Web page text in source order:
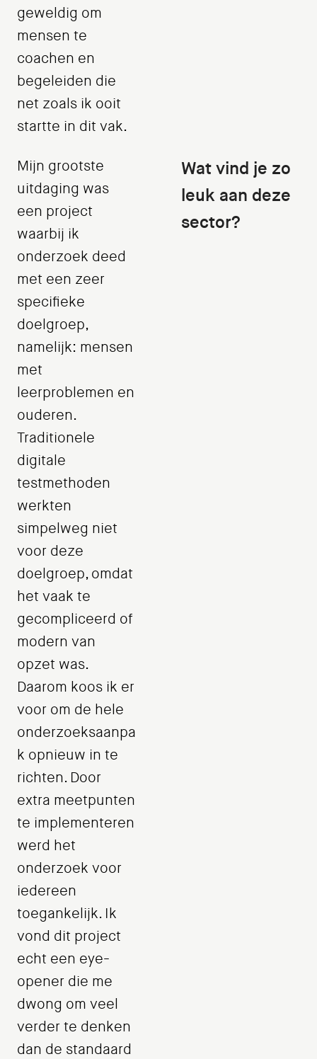
geweldig om
mensen te
coachen en
begeleiden die
net zoals ik ooit
startte in dit vak.
Mijn grootste
uitdaging was
een project
waarbij ik
onderzoek deed
met een zeer
specifieke
doelgroep,
namelijk: mensen
met
leerproblemen en
ouderen.
Traditionele
digitale
testmethoden
werkten
simpelweg niet
voor deze
doelgroep, omdat
het vaak te
gecompliceerd of
modern van
opzet was.
Daarom koos ik er
voor om de hele
onderzoeksaanpa
k opnieuw in te
richten. Door
extra meetpunten
te implementeren
werd het
onderzoek voor
iedereen
toegankelijk. Ik
vond dit project
echt een eye-
opener die me
dwong om veel
verder te denken
dan de standaard
Wat vind je zo
leuk aan deze
sector?